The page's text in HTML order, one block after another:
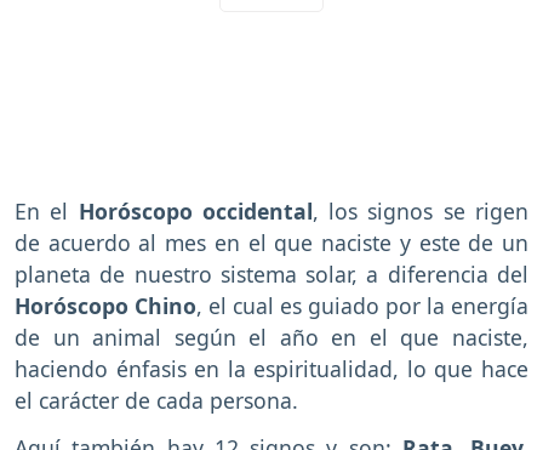
En el Horóscopo occidental, los signos se rigen
de acuerdo al mes en el que naciste y este de un
planeta de nuestro sistema solar, a diferencia del
Horóscopo Chino, el cual es guiado por la energía
de un animal según el año en el que naciste,
haciendo énfasis en la espiritualidad, lo que hace
el carácter de cada persona.